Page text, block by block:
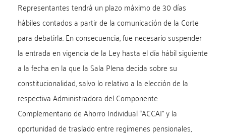
Representantes tendrá un plazo máximo de 30 días
hábiles contados a partir de la comunicación de la Corte
para debatirla. En consecuencia, fue necesario suspender
la entrada en vigencia de la Ley hasta el día hábil siguiente
a la fecha en la que la Sala Plena decida sobre su
constitucionalidad, salvo lo relativo a la elección de la
respectiva Administradora del Componente
Complementario de Ahorro Individual “ACCAI” y la
oportunidad de traslado entre regímenes pensionales,